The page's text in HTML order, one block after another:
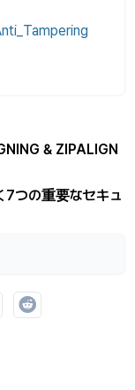
& ZIPALIGN
7つの重要なセキュ